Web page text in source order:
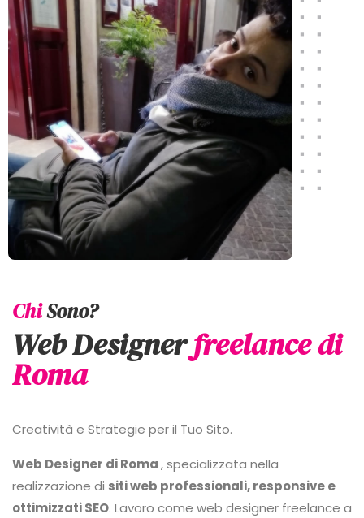
ChiSono?
Web Designerfreelance di
Roma
Creatività e Strategie per il Tuo Sito.
Web Designer di Roma, specializzata nella
realizzazione di siti web professionali, responsive e
ottimizzati SEO. Lavoro come web designer freelance a